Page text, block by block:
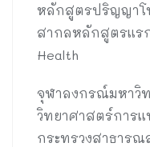
หลักสูตรปริญญาโ
สากลหลักสูตรแร
Health
จุฬาลงกรณ์มหาวิ
วิทยาศาสตร์การ
กระทรวงสาธาร